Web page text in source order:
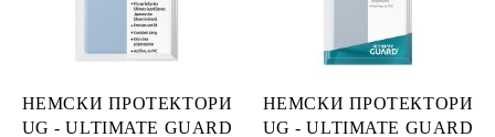
НЕМСКИ ПРОТЕКТОРИ
UG - ULTIMATE GUARD
НЕМСКИ ПРОТЕКТОРИ
UG - ULTIMATE GUARD